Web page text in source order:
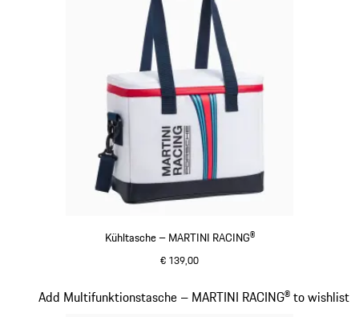
Kühltasche – MARTINI RACING®
€ 139,00
Add Multifunktionstasche – MARTINI RACING® to wishlist
Slide 16 von 20